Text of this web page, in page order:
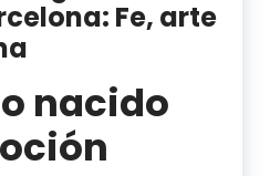
Fe, arte
nacido